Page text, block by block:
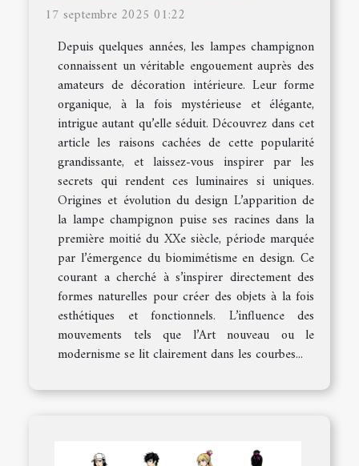
17 septembre 2025 01:22
Depuis quelques années, les lampes champignon
connaissent un véritable engouement auprès des
amateurs de décoration intérieure. Leur forme
organique, à la fois mystérieuse et élégante,
intrigue autant qu’elle séduit. Découvrez dans cet
article les raisons cachées de cette popularité
grandissante, et laissez-vous inspirer par les
secrets qui rendent ces luminaires si uniques.
Origines et évolution du design L’apparition de
la lampe champignon puise ses racines dans la
première moitié du XXe siècle, période marquée
par l’émergence du biomimétisme en design. Ce
courant a cherché à s’inspirer directement des
formes naturelles pour créer des objets à la fois
esthétiques et fonctionnels. L’influence des
mouvements tels que l’Art nouveau ou le
modernisme se lit clairement dans les courbes...